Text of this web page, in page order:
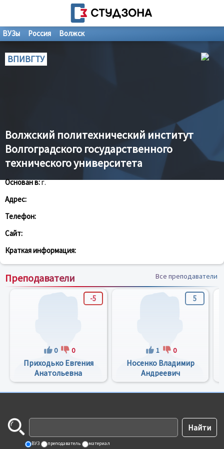
ВУЗы Россия Волжск
ВПИВГТУ
Волжский политехнический институт
Волгоградского государственного
технического университета
Основан в:г.
Адрес:
Телефон:
Сайт:
Краткая информация:
Преподаватели Все преподаватели
-5
0 0
Приходько Евгения
Анатольевна
5
1 0
Носенко Владимир
Андреевич
ВУЗ преподаватель материал